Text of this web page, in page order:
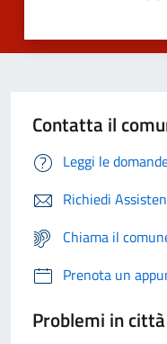
Contatta il
Leggi le
Richiedi
Chiama il
Prenota un
Problemi in città